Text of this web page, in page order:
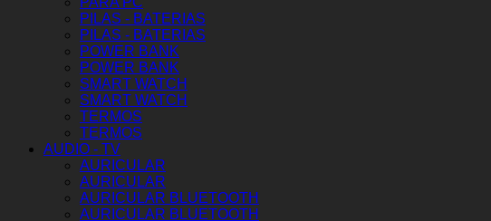
PILAS - BATERIAS
PILAS - BATERIAS
POWER BANK
POWER BANK
SMART WATCH
SMART WATCH
TERMOS
TERMOS
AUDIO - TV
AURICULAR
AURICULAR
AURICULAR BLUETOOTH
AURICULAR BLUETOOTH